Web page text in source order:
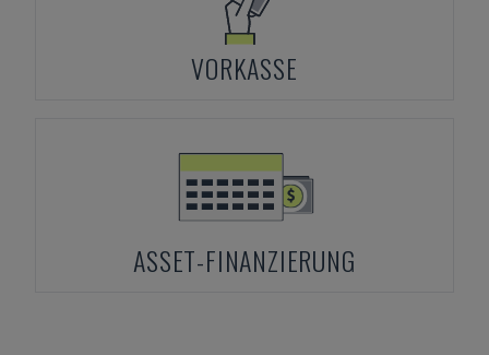
VORKASSE
ASSET-FINANZIERUNG